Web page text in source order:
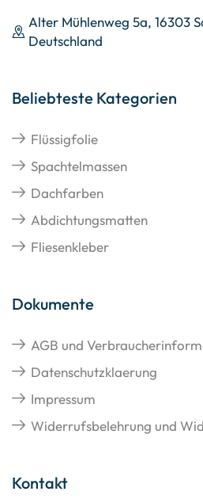
Alter Mühlenweg 5a, 16303
Deutschland
Beliebteste Kategorien
Flüssigfolie
Spachtelmassen
Dachfarben
Abdichtungsmatten
Fliesenkleber
Dokumente
AGB und
Datenschutzklaerung
Impressum
Widerrufsbelehrung und
Kontakt